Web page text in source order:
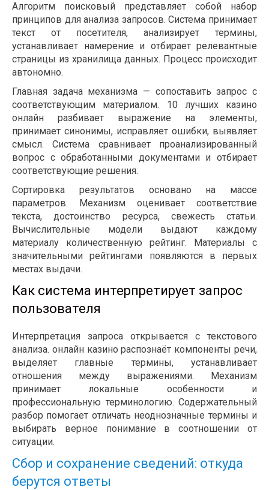
Алгоритм поисковый представляет собой набор
принципов для анализа запросов. Система принимает
текст от посетителя, анализирует термины,
устанавливает намерение и отбирает релевантные
страницы из хранилища данных. Процесс происходит
автономно.
Главная задача механизма — сопоставить запрос с
соответствующим материалом. 10 лучших казино
онлайн разбивает выражение на элементы,
принимает синонимы, исправляет ошибки, выявляет
смысл. Система сравнивает проанализированный
вопрос с обработанными документами и отбирает
соответствующие решения.
Сортировка результатов основано на массе
параметров. Механизм оценивает соответствие
текста, достоинство ресурса, свежесть статьи.
Вычислительные модели выдают каждому
материалу количественную рейтинг. Материалы с
значительными рейтингами появляются в первых
местах выдачи.
Как система интерпретирует запрос
пользователя
Интерпретация запроса открывается с текстового
анализа. онлайн казино распознаёт компоненты речи,
выделяет главные термины, устанавливает
отношения между выражениями. Механизм
принимает локальные особенности и
профессиональную терминологию. Содержательный
разбор помогает отличать неоднозначные термины и
выбирать верное понимание в соотношении от
ситуации.
Сбор и сохранение сведений: откуда
берутся ответы